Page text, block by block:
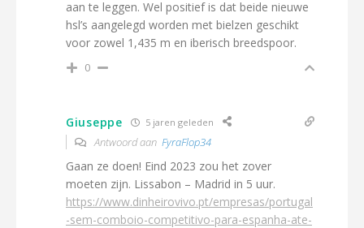
aan te leggen. Wel positief is dat beide nieuwe
hsl’s aangelegd worden met bielzen geschikt
voor zowel 1,435 m en iberisch breedspoor.
0
Giuseppe 5 jaren geleden
Antwoord aan FyraFlop34
Gaan ze doen! Eind 2023 zou het zover
moeten zijn. Lissabon – Madrid in 5 uur.
https://www.dinheirovivo.pt/empresas/portugal
-sem-comboio-competitivo-para-espanha-ate-